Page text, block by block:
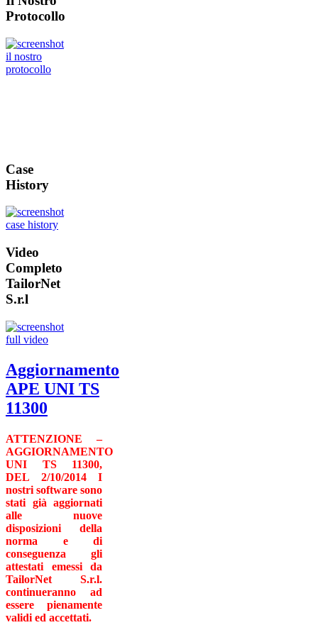
Protocollo
Case
History
Video
Completo
TailorNet
S.r.l
Aggiornamento
APE UNI TS
11300
ATTENZIONE –
AGGIORNAMENTO
UNI TS 11300,
DEL 2/10/2014I
nostri software sono
stati già aggiornati
alle nuove
disposizioni della
norma e di
conseguenza gli
attestati emessi da
TailorNet S.r.l.
continueranno ad
essere pienamente
validi ed accettati.